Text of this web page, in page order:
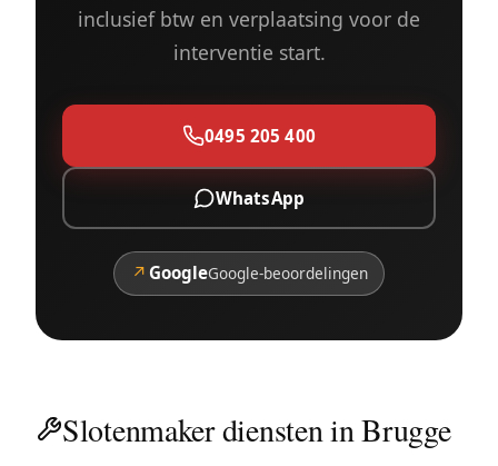
inclusief btw en verplaatsing voor de
interventie start.
0495 205 400
WhatsApp
↗ GoogleGoogle-beoordelingen
Slotenmaker diensten in Brugge